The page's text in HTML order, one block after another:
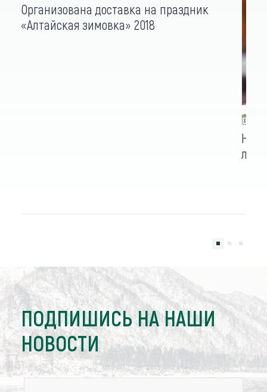
Организована доставка на праздник
«Алтайская зимовка» 2018
На
ПОДПИШИСЬ НА НАШИ
НОВОСТИ